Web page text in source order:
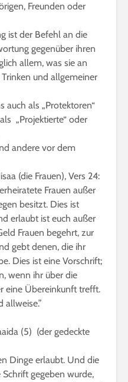
Freunden oder
ist der Befehl an die
gegenüber ihren
allem, was sie an
Trinken und allgemeiner
auch als „Protektoren“
„Projektierte“ oder
andere vor dem
(die Frauen), Vers 24:
Frauen außer
besitzt. Dies ist
erlaubt ist euch außer
Frauen begehrt, zur
gebt denen, die ihr
Dies ist eine Vorschrift;
wenn ihr über die
eine Übereinkunft trefft.
allweise.”
(5) (der gedeckte
Dinge erlaubt. Und die
gegeben wurde,